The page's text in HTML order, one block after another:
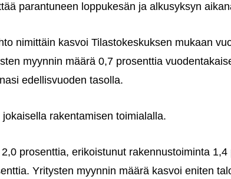
parantuneen loppukesän ja alkusyksyn
nimittäin kasvoi Tilastokeskuksen mukaan
myynnin määrä 0,7 prosenttia
edellisvuoden tasolla.
rakentamisen toimialalla.
prosenttia, erikoistunut rakennustoiminta
Yritysten myynnin määrä kasvoi eniten